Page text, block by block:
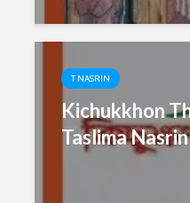
T NASRIN
Kichukkhon
Taslima Nasrin